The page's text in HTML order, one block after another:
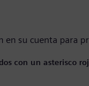
en su cuenta para
con un asterisco